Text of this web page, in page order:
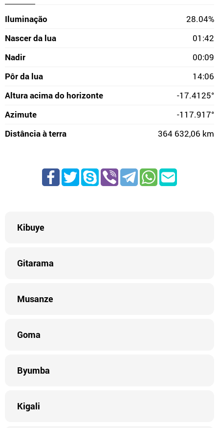
Iluminação
28.04%
Nascer da lua
01:42
Nadir
00:09
Pôr da lua
14:06
Altura acima do horizonte
-17.4125°
Azimute
-117.917°
Distância à terra
364 632,06 km
Kibuye
Gitarama
Musanze
Goma
Byumba
Kigali